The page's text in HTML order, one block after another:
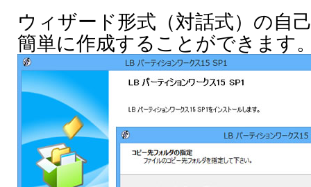
ウィザード形式（対話式）の自
簡単に作成することができます